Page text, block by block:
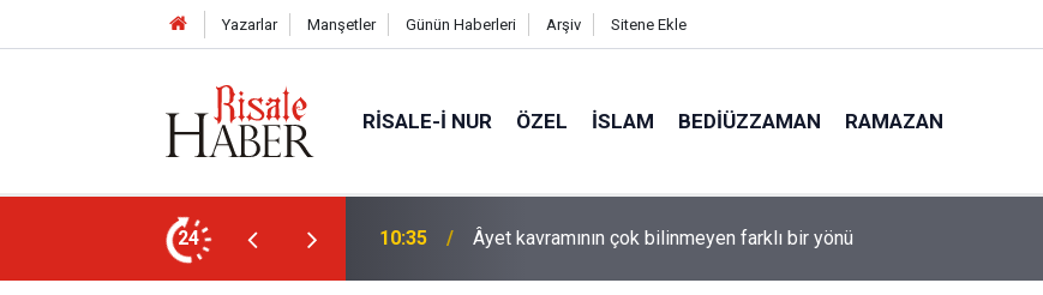
Yazarlar Manşetler Günün Haberleri Arşiv Sitene Ekle
RISALE-I NUR ÖZEL İSLAM BEDIÜZZAMAN RAMAZAN
24 09:25 İyi Müslüman olmanın ölçüsü nedir?